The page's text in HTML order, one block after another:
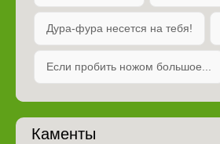
Дура-фура несется на тебя!
Если пробить ножом большое...
Каменты